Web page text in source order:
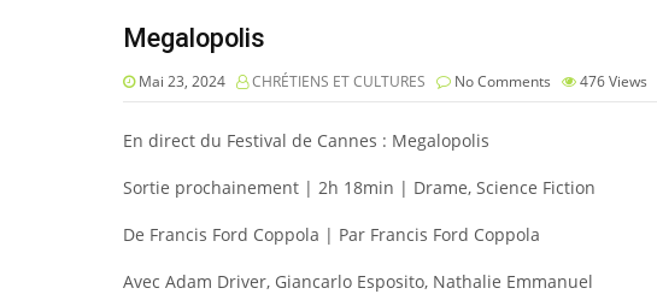
Megalopolis
Mai 23, 2024 CHRÉTIENS ET CULTURES No Comments 476Views
En direct du Festival de Cannes : Megalopolis
Sortie prochainement | 2h 18min | Drame, Science Fiction
De Francis Ford Coppola | Par Francis Ford Coppola
Avec Adam Driver, Giancarlo Esposito, Nathalie Emmanuel